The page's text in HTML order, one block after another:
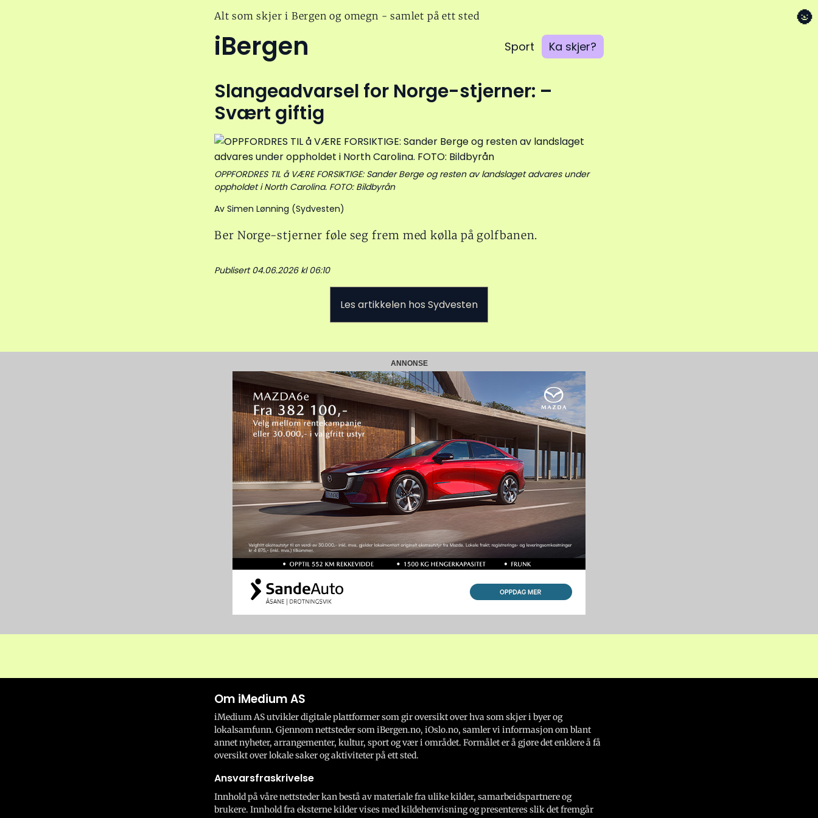
Alt som skjer i Bergen og omegn - samlet på ett sted
iBergen Sport Ka skjer?
🌚
Slangeadvarsel for Norge-stjerner: –
Svært giftig
OPPFORDRES TIL å VÆRE FORSIKTIGE: Sander Berge og resten av landslaget advares under
oppholdet i North Carolina. FOTO: Bildbyrån
Av Simen Lønning (Sydvesten)
Ber Norge-stjerner føle seg frem med kølla på golfbanen.
Publisert 04.06.2026 kl 06:10
Les artikkelen hos Sydvesten
ANNONSE
Om iMedium AS
iMedium AS utvikler digitale plattformer som gir oversikt over hva som skjer i byer og
lokalsamfunn. Gjennom nettsteder som iBergen.no, iOslo.no, samler vi informasjon om blant
annet nyheter, arrangementer, kultur, sport og vær i området. Formålet er å gjøre det enklere å få
oversikt over lokale saker og aktiviteter på ett sted.
Ansvarsfraskrivelse
Innhold på våre nettsteder kan bestå av materiale fra ulike kilder, samarbeidspartnere og
brukere. Innhold fra eksterne kilder vises med kildehenvisning og presenteres slik det fremgår